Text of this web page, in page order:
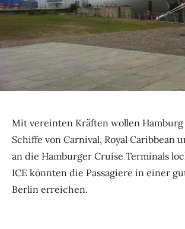
Mit vereinten Kräften wollen
Schiffe von Carnival, Royal Caribbean
an die Hamburger Cruise Terminals
ICE könnten die Passagiere in einer
Berlin erreichen.